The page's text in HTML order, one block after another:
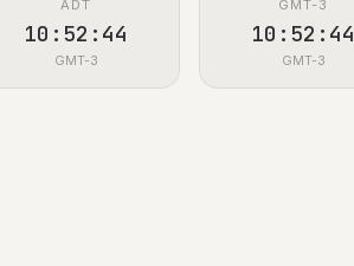
ADT
10:52:45
GMT-3
GMT-3
10:52:45
GMT-3